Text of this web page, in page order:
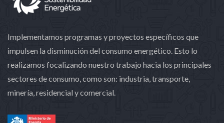
Implementamos programas y proyectos específicos que
impulsen la disminución del consumo energético. Esto lo
realizamos focalizando nuestro trabajo hacia los principales
sectores de consumo, como son: industria, transporte,
minería, residencial y comercial.